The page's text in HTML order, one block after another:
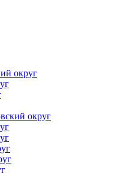
округ
округ